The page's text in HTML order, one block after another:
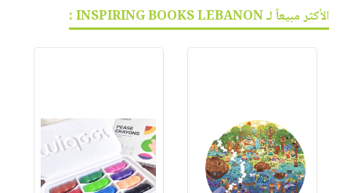
الأكثر مبيعاً لـ INSPIRING BOOKS LEBANON :